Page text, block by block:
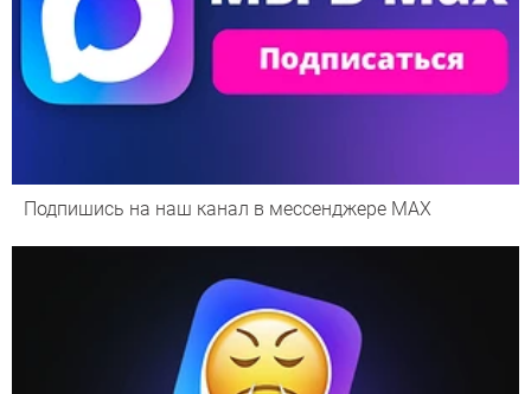
Подпишись на наш канал в мессенджере МАХ